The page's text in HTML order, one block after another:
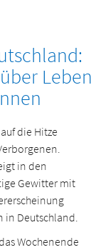
Leben
die Hitze
in den
Gewitter mit
in Deutschland.
Wochenende